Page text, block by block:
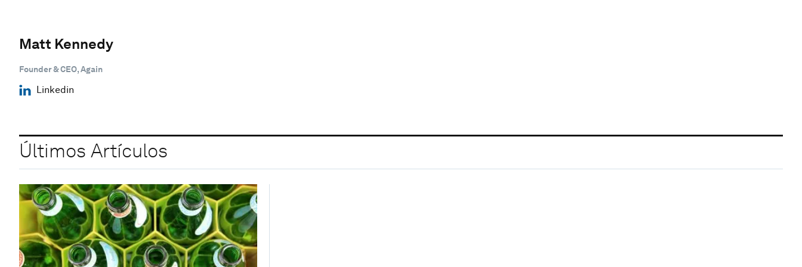
Matt Kennedy
Founder & CEO, Again
Linkedin
Últimos Artículos